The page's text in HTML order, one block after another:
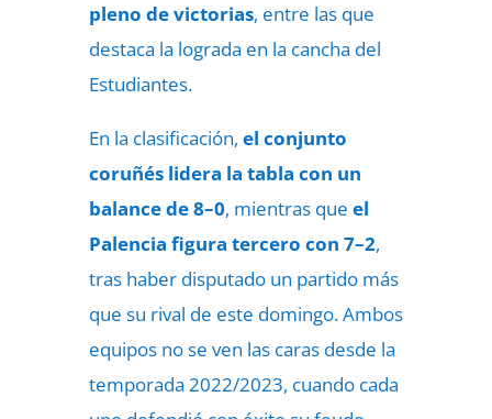
pleno de victorias, entre las que
destaca la lograda en la cancha del
Estudiantes.
En la clasificación, el conjunto
coruñés lidera la tabla con un
balance de 8–0, mientras que el
Palencia figura tercero con 7–2,
tras haber disputado un partido más
que su rival de este domingo. Ambos
equipos no se ven las caras desde la
temporada 2022/2023, cuando cada